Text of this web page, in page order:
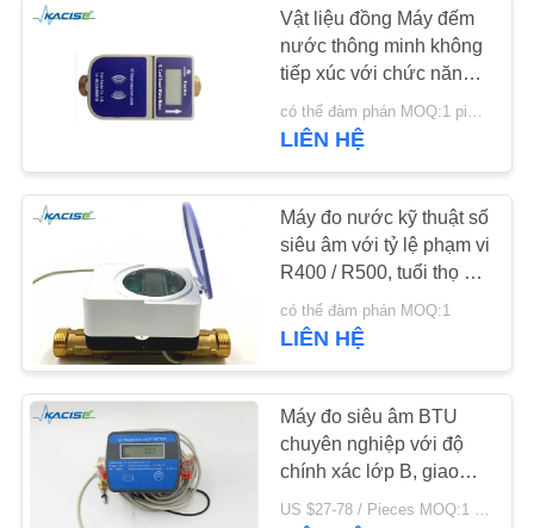
TRANG
WEB
SÁCH
BẢO
MẬT
Đồng hồ đo lưu
lượng điện từ
134
Bộ cảm biến vòng
xoáy điện tử
325
Vật liệu đồng Máy đếm
nước thông minh không
tiếp xúc với chức năng
trả trước cho các đường
ống DN15 đến DN25
LIÊN HỆ
Máy đo nước kỹ thuật số
siêu âm với tỷ lệ phạm vi
R400 / R500, tuổi thọ pin
>10 năm và bảo vệ IP68
có thể đàm phán MOQ:1
LIÊN HỆ
Máy đo siêu âm BTU
chuyên nghiệp với độ
chính xác lớp B, giao
tiếp M-BUS và tuổi thọ
US $27-78 / Pieces MOQ:1 Piece/Pieces negotiable